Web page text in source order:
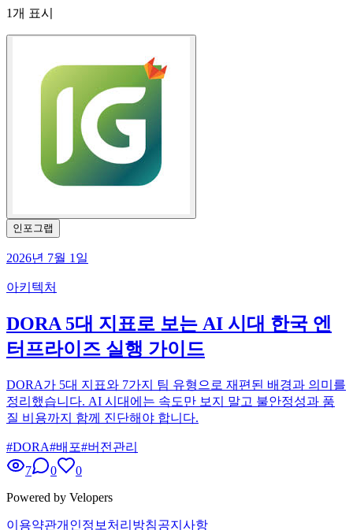
1개 표시
인포그랩
2026년 7월 1일
아키텍처
DORA 5대 지표로 보는 AI 시대 한국 엔
터프라이즈 실행 가이드
DORA가 5대 지표와 7가지 팀 유형으로 재편된 배경과 의미를
정리했습니다. AI 시대에는 속도만 보지 말고 불안정성과 품
질 비용까지 함께 진단해야 합니다.
#DORA#배포#버전관리
7
0
0
Powered by Velopers
이용약관개인정보처리방침공지사항